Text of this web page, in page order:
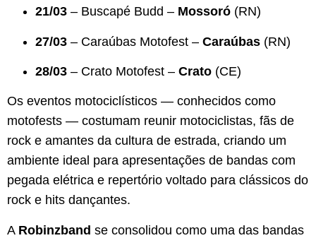
21/03 – Buscapé Budd – Mossoró (RN)
27/03 – Caraúbas Motofest – Caraúbas (RN)
28/03 – Crato Motofest – Crato (CE)
Os eventos motociclísticos — conhecidos como
motofests — costumam reunir motociclistas, fãs de
rock e amantes da cultura de estrada, criando um
ambiente ideal para apresentações de bandas com
pegada elétrica e repertório voltado para clássicos do
rock e hits dançantes.
A Robinzband se consolidou como uma das bandas